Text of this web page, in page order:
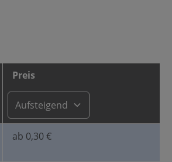
rundstirnig Passfeder…
Preis
ab 0,30 €